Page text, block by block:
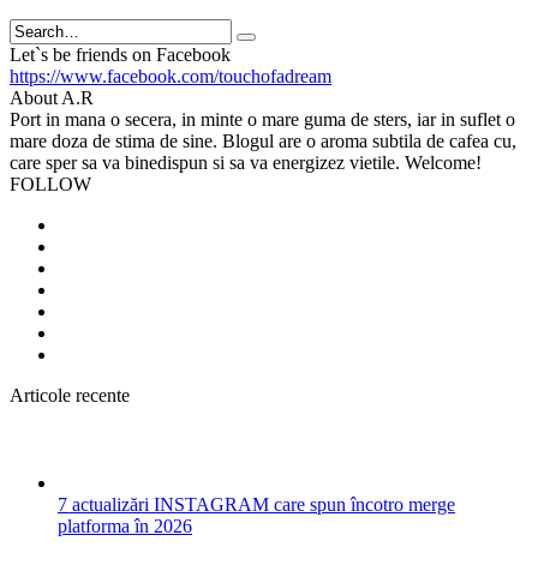
Search
Let`s be friends on Facebook
https://www.facebook.com/touchofadream
About A.R
Port in mana o secera, in minte o mare guma de sters, iar in suflet o
mare doza de stima de sine. Blogul are o aroma subtila de cafea cu,
care sper sa va binedispun si sa va energizez vietile. Welcome!
FOLLOW
Articole recente
7 actualizări INSTAGRAM care spun încotro merge
platforma în 2026